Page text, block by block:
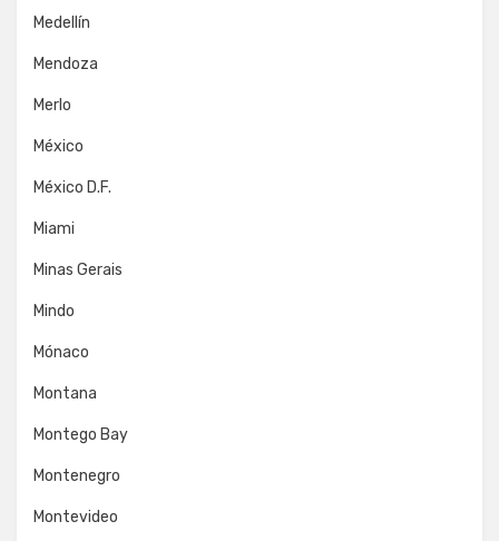
Medellín
Mendoza
Merlo
México
México D.F.
Miami
Minas Gerais
Mindo
Mónaco
Montana
Montego Bay
Montenegro
Montevideo